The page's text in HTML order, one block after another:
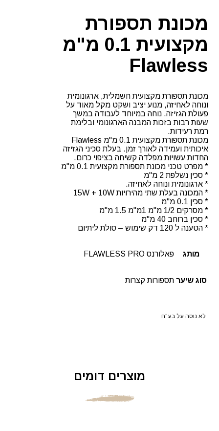
מכונת תספורת
מקצועית 0.1 מ"מ
Flawless
מכונת תספורת מקצועית חשמלית, ארגונומית
ונוחה לאחיזה, מנוע יציב ושקט מקל מאוד על
פעולת הגזיזה. נוחה במיוחד לעבודה במשך
שעות רבות בזכות המבנה הארגונומי ובלימת
רמת רעידות.
מכונת תספורת מקצועית 0.1 מ"מ Flawless
איכותית ועמידה לאורך זמן. בעלת סכיני הגזיזה
החדות עשויות מפלדה קשיחה בציפוי כרום.
* מפרט טכני מכונת תספורת מקצועית 0.1 מ"מ
* סכין נשלפת 2 מ"מ
* ארגונומית ונוחה לאחיזה.
* המכונה בעלת שתי מהירויות 15W + 10W
* סכין 0.1 מ"מ
* מסרקים 1/2 מ"מ 1מ"מ 1.5 מ"מ
* סכין ברוחב 40 מ"מ
* הטענה ל 120 דק שימוש – סולת ליתיום
מותג פאלורנס FLAWLESS PRO
סוג שיער תספורות קצרות
לא נוסה על בע"ח
מוצרים דומים